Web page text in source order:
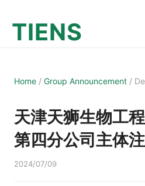
TIENS
Home / Group Announcement /
天津天狮生物工
第四分公司主体
2024/07/09